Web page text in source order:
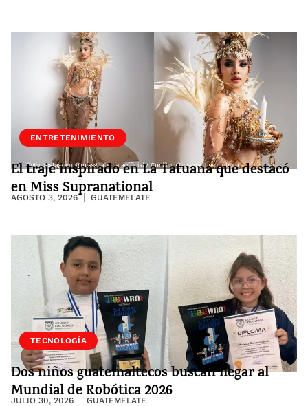
ENTRETENIMIENTO
El traje inspirado en La Tatuana que destacó
en Miss Supranational
AGOSTO 3, 2026 GUATEMELATE
SOCIEDAD
TECNOLOGÍA
Dos niños guatemaltecos buscan llegar al
Mundial de Robótica 2026
JULIO 30, 2026 GUATEMELATE